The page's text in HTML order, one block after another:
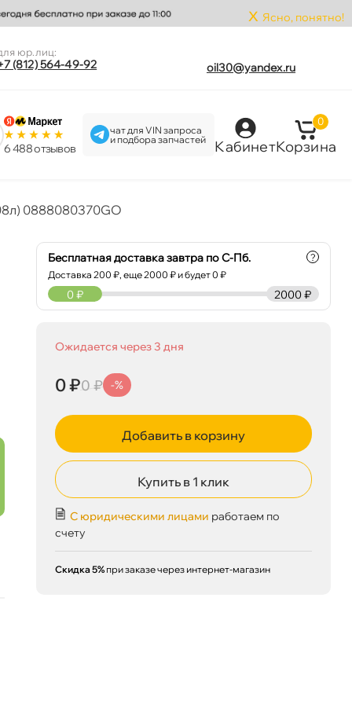
x Ясно, понятно!
юр.лиц:
(812) 564-49-92 oil30@yandex.ru
6 488 отзыво
чат для VIN запроса
и подбора запчастей
Кабинет
0
Корзина
0888080370GO
Бесплатная доставка завтра по С-Пб.
Доставка200 ₽, еще2000 ₽ и будет 0 ₽
?
2000 ₽
0 ₽
Ожидается через 3 дня
0 ₽0 ₽ -%
Добавить в корзину
Купить в 1 клик
С юридическими лицами работаем по
счету
Скидка 5% при заказе через интернет-магазин
0 ₽ корзину